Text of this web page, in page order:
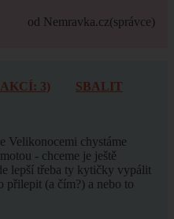
od Nemravka.cz(správce)
3)
SBALIT
Velikonocemi chystáme
- chceme je ještě
lepší třeba ty kytičky vypálit
přilepit (a čím?) a nebo to